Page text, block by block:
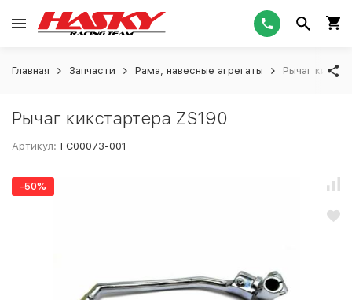
Главная Запчасти Рама, навесные агрегаты Рычаг
Рычаг кикстартера ZS190
Артикул: FC00073-001
-50%